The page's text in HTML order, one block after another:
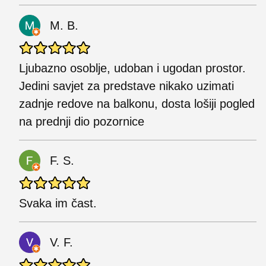
M. B.
Ljubazno osoblje, udoban i ugodan prostor.
Jedini savjet za predstave nikako uzimati
zadnje redove na balkonu, dosta lošiji pogled
na prednji dio pozornice
F. S.
Svaka im čast.
V. F.